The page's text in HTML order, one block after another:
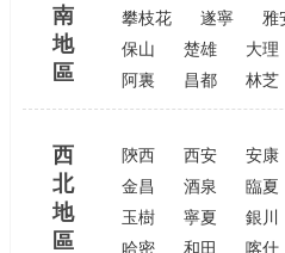
南
地
區
攀枝花
遂寧 雅
保山
楚雄 大理
阿裏
昌都 林芝
西
北
地
區
陝西 西安 安康
金昌
酒泉 臨夏
玉樹
寧夏 銀川
哈密
和田 喀什